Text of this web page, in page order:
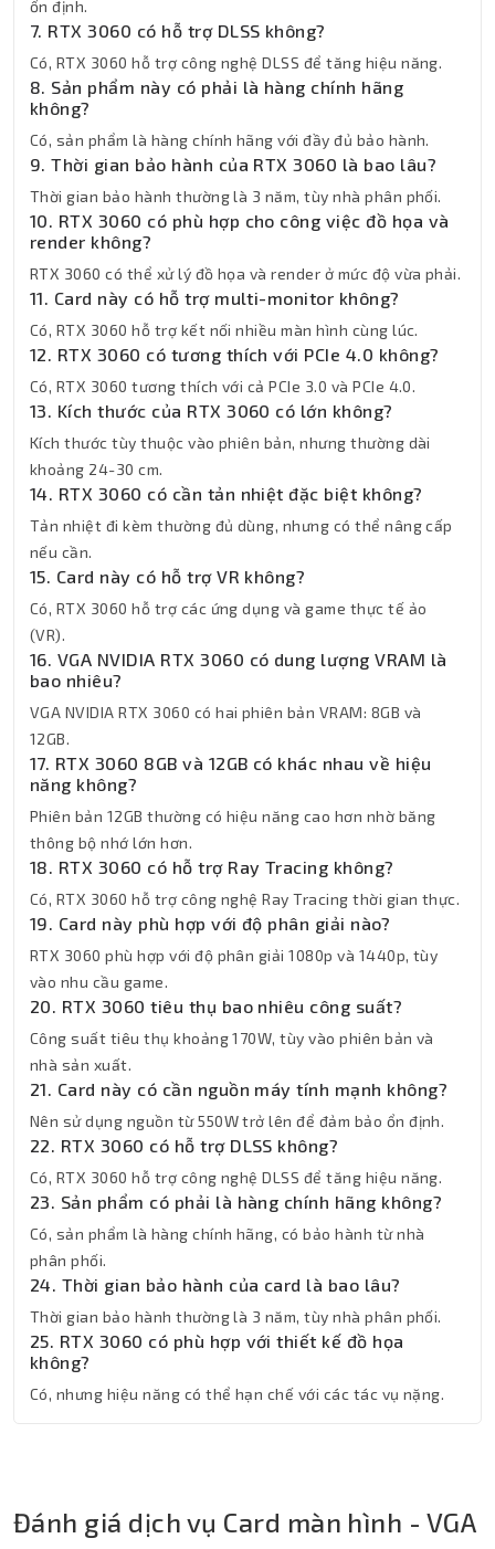
ổn định.
7. RTX 3060 có hỗ trợ DLSS không?
Có, RTX 3060 hỗ trợ công nghệ DLSS để tăng hiệu năng.
8. Sản phẩm này có phải là hàng chính hãng
không?
Có, sản phẩm là hàng chính hãng với đầy đủ bảo hành.
9. Thời gian bảo hành của RTX 3060 là bao lâu?
Thời gian bảo hành thường là 3 năm, tùy nhà phân phối.
10. RTX 3060 có phù hợp cho công việc đồ họa và
render không?
RTX 3060 có thể xử lý đồ họa và render ở mức độ vừa phải.
11. Card này có hỗ trợ multi-monitor không?
Có, RTX 3060 hỗ trợ kết nối nhiều màn hình cùng lúc.
12. RTX 3060 có tương thích với PCIe 4.0 không?
Có, RTX 3060 tương thích với cả PCIe 3.0 và PCIe 4.0.
13. Kích thước của RTX 3060 có lớn không?
Kích thước tùy thuộc vào phiên bản, nhưng thường dài
khoảng 24-30 cm.
14. RTX 3060 có cần tản nhiệt đặc biệt không?
Tản nhiệt đi kèm thường đủ dùng, nhưng có thể nâng cấp
nếu cần.
15. Card này có hỗ trợ VR không?
Có, RTX 3060 hỗ trợ các ứng dụng và game thực tế ảo
(VR).
16. VGA NVIDIA RTX 3060 có dung lượng VRAM là
bao nhiêu?
VGA NVIDIA RTX 3060 có hai phiên bản VRAM: 8GB và
12GB.
17. RTX 3060 8GB và 12GB có khác nhau về hiệu
năng không?
Phiên bản 12GB thường có hiệu năng cao hơn nhờ băng
thông bộ nhớ lớn hơn.
18. RTX 3060 có hỗ trợ Ray Tracing không?
Có, RTX 3060 hỗ trợ công nghệ Ray Tracing thời gian thực.
19. Card này phù hợp với độ phân giải nào?
RTX 3060 phù hợp với độ phân giải 1080p và 1440p, tùy
vào nhu cầu game.
20. RTX 3060 tiêu thụ bao nhiêu công suất?
Công suất tiêu thụ khoảng 170W, tùy vào phiên bản và
nhà sản xuất.
21. Card này có cần nguồn máy tính mạnh không?
Nên sử dụng nguồn từ 550W trở lên để đảm bảo ổn định.
22. RTX 3060 có hỗ trợ DLSS không?
Có, RTX 3060 hỗ trợ công nghệ DLSS để tăng hiệu năng.
23. Sản phẩm có phải là hàng chính hãng không?
Có, sản phẩm là hàng chính hãng, có bảo hành từ nhà
phân phối.
24. Thời gian bảo hành của card là bao lâu?
Thời gian bảo hành thường là 3 năm, tùy nhà phân phối.
25. RTX 3060 có phù hợp với thiết kế đồ họa
không?
Có, nhưng hiệu năng có thể hạn chế với các tác vụ nặng.
Đánh giá dịch vụ Card màn hình - VGA